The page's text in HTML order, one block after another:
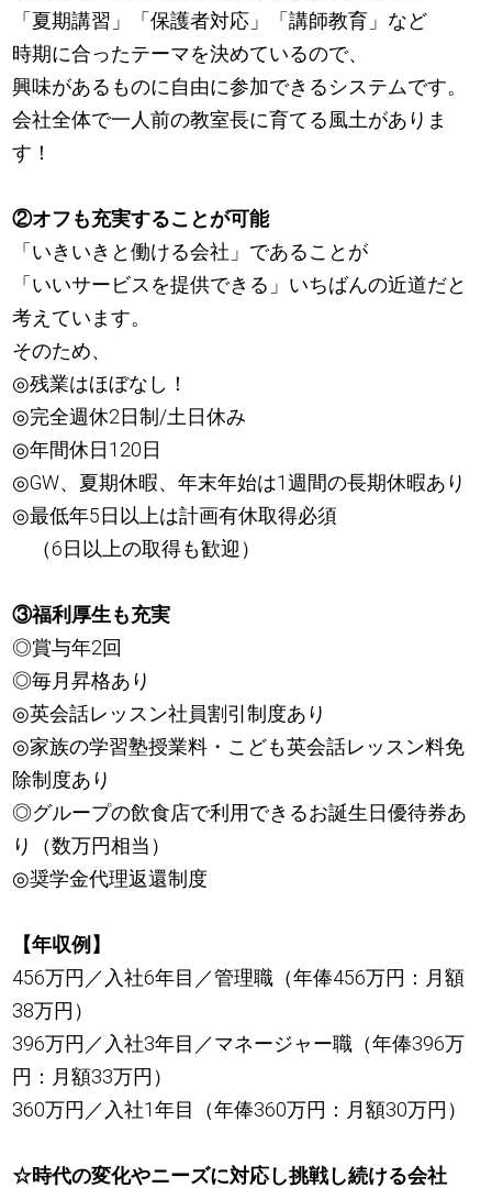
「夏期講習」「保護者対応」「講師教育」など
時期に合ったテーマを決めているので、
興味があるものに自由に参加できるシステムです。
会社全体で一人前の教室長に育てる風土がありま
す！
②オフも充実することが可能
「いきいきと働ける会社」であることが
「いいサービスを提供できる」いちばんの近道だと
考えています。
そのため、
◎残業はほぼなし！
◎完全週休2日制/土日休み
◎年間休日120日
◎GW、夏期休暇、年末年始は1週間の長期休暇あり
◎最低年5日以上は計画有休取得必須
（6日以上の取得も歓迎）
③福利厚生も充実
◎賞与年2回
◎毎月昇格あり
◎英会話レッスン社員割引制度あり
◎家族の学習塾授業料・こども英会話レッスン料免
除制度あり
◎グループの飲食店で利用できるお誕生日優待券あ
り（数万円相当）
◎奨学金代理返還制度
【年収例】
456万円／入社6年目／管理職（年俸456万円：月額
38万円）
396万円／入社3年目／マネージャー職（年俸396万
円：月額33万円）
360万円／入社1年目（年俸360万円：月額30万円）
☆時代の変化やニーズに対応し挑戦し続ける会社